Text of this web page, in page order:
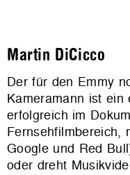
Martin DiCicco
Der für den Emmy
Kameramann ist
erfolgreich im
Fernsehfilmbereich,
Google und Red
oder dreht